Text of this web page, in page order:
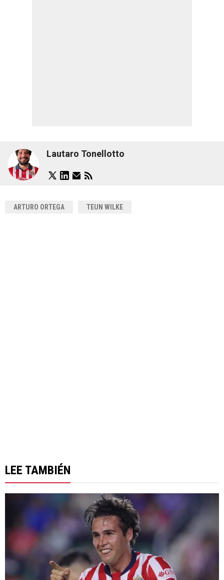
Lautaro Tonellotto
ARTURO ORTEGA TEUN WILKE
LEE TAMBIÉN